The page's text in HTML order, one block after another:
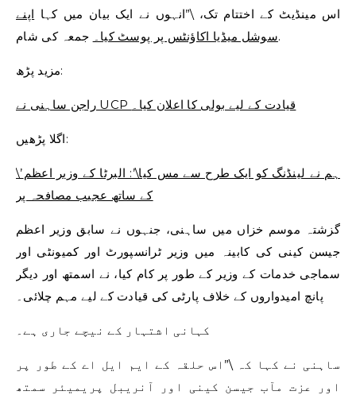
اس مینڈیٹ کے اختتام تک، \”انہوں نے ایک بیان میں کہا اپنے
سوشل میڈیا اکاؤنٹس پر پوسٹ کیا۔جمعہ کی شام.
مزید پڑھ:
راجن ساہنی نے UCP قیادت کے لیے بولی کا اعلان کیا۔
اگلا پڑھیں:
\’ہم نے لینڈنگ کو ایک طرح سے مس کیا\’: البرٹا کے وزیر اعظم
کے ساتھ عجیب مصافحہ پر
گزشتہ موسم خزاں میں ساہنی، جنہوں نے سابق وزیر اعظم
جیسن کینی کی کابینہ میں وزیر ٹرانسپورٹ اور کمیونٹی اور
سماجی خدمات کے وزیر کے طور پر کام کیا، نے اسمتھ اور دیگر
پانچ امیدواروں کے خلاف پارٹی کی قیادت کے لیے مہم چلائی۔
کہانی اشتہار کے نیچے جاری ہے۔
ساہنی نے کہا کہ \”اس حلقہ کے ایم ایل اے کے طور پر
اور عزت مآب جیسن کینی اور آنریبل پریمیئر سمتھ